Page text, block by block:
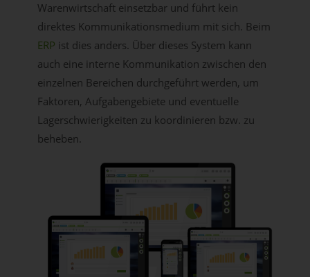
Warenwirtschaft einsetzbar und führt kein
direktes Kommunikationsmedium mit sich. Beim
ERP ist dies anders. Über dieses System kann
auch eine interne Kommunikation zwischen den
einzelnen Bereichen durchgeführt werden, um
Faktoren, Aufgabengebiete und eventuelle
Lagerschwierigkeiten zu koordinieren bzw. zu
beheben.